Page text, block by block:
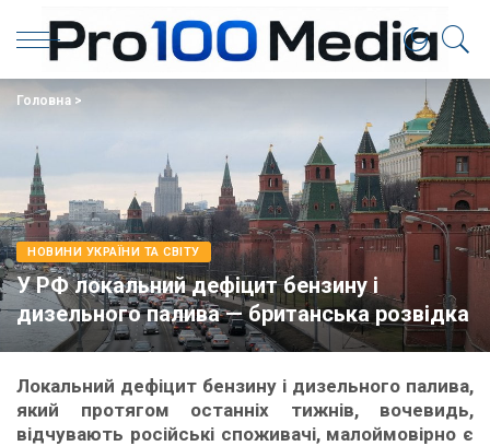
Головна>
НОВИНИ УКРАЇНИ ТА СВІТУ
У РФ локальний дефіцит бензину і
дизельного палива — британська розвідка
Локальний дефіцит бензину і дизельного палива,
який протягом останніх тижнів, вочевидь,
відчувають російські споживачі, малоймовірно є